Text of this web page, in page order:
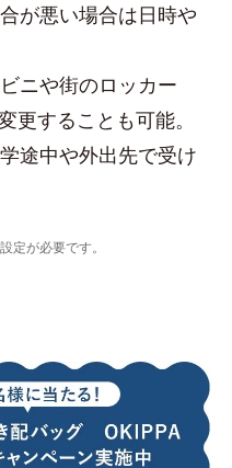
が悪い場合は日時や
ニや街のロッカー
更することも可能。
途中や外出先で受け
定が必要です。